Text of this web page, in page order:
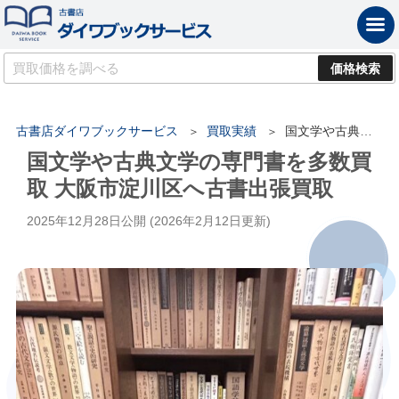
古書店ダイワブックサービス 買取実績 国文学や古典文学の専門書を多数買取 大阪市淀川区へ古書出張買取
国文学や古典文学の専門書を多数買
取 大阪市淀川区へ古書出張買取
2025年12月28日公開 (2026年2月12日更新)